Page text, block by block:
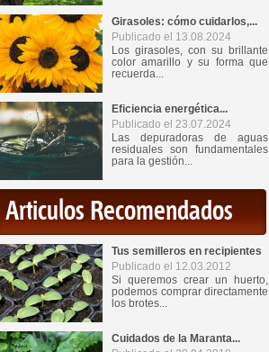
Girasoles: cómo cuidarlos,...
Publicado el 13.08.2024
Los girasoles, con su brillante
color amarillo y su forma que
recuerda...
Eficiencia energética...
Publicado el 23.07.2024
Las depuradoras de aguas
residuales son fundamentales
para la gestión...
Articulos Recomendados
Tus semilleros en recipientes
Publicado el 12.03.2012
Si queremos crear un huerto,
podemos comprar directamente
los brotes...
Cuidados de la Maranta...